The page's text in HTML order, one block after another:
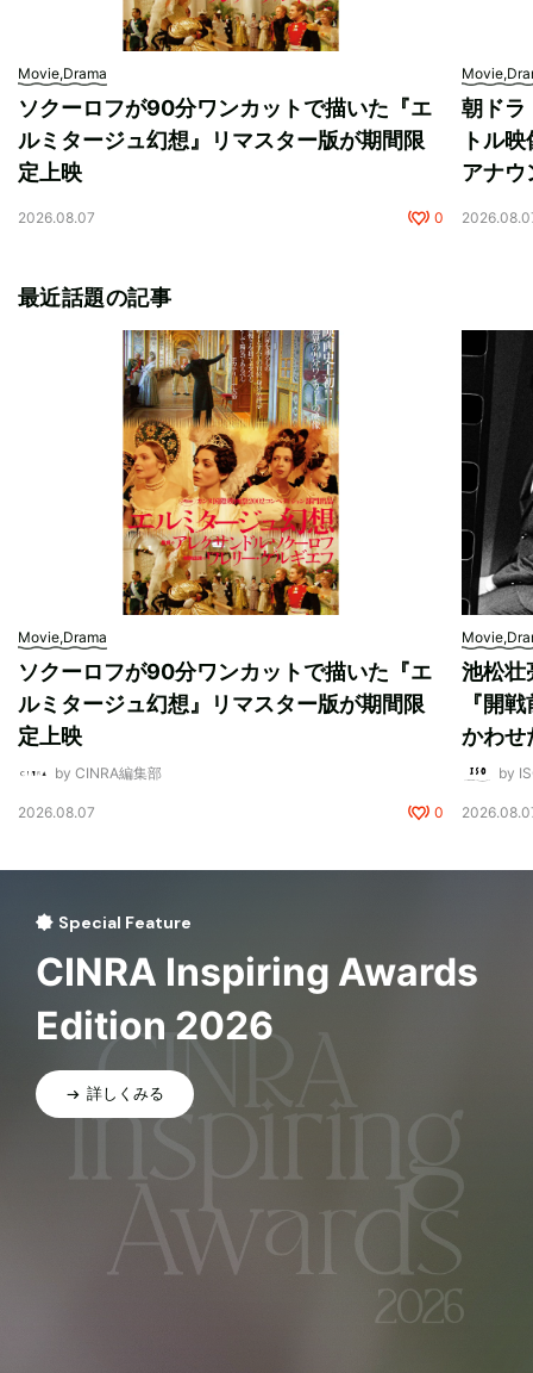
Movie,Drama
ソクーロフが90分ワンカットで描いた『エ
ルミタージュ幻想』リマスター版が期間限
定上映
2026.08.07 0
朝ドラ
トル
アナウ
最近話題の記事
Movie,Drama
ソクーロフが90分ワンカットで描いた『エ
ルミタージュ幻想』リマスター版が期間限
定上映
by CINRA編集部
2026.08.07 0
池松壮
『開
かわせ
by
Special Feature
CINRA Inspiring Awards
Edition 2026
詳しくみる